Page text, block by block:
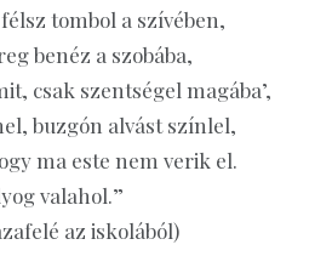
tombol a szívében,
benéz a szobába,
csak szentségel magába’,
buzgón alvást színlel,
ma este nem verik el.
valahol.”
az iskolából)